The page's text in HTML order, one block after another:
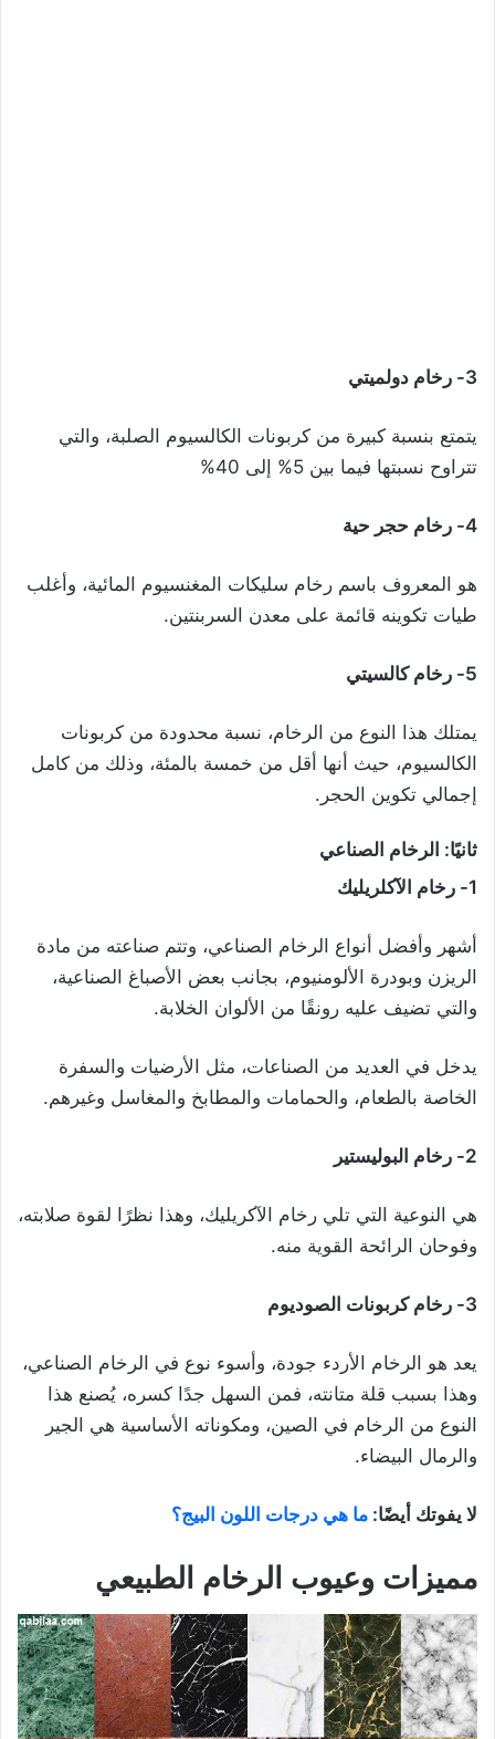
3- رخام دولميتي
يتمتع بنسبة كبيرة من كربونات الكالسيوم الصلبة، والتي
تتراوح نسبتها فيما بين 5% إلى 40%
4- رخام حجر حية
هو المعروف باسم رخام سليكات المغنسيوم المائية، وأغلب
طيات تكوينه قائمة على معدن السربنتين.
5- رخام كالسيتي
يمتلك هذا النوع من الرخام، نسبة محدودة من كربونات
الكالسيوم، حيث أنها أقل من خمسة بالمئة، وذلك من كامل
إجمالي تكوين الحجر.
ثانيًا: الرخام الصناعي
1- رخام الآكلريليك
أشهر وأفضل أنواع الرخام الصناعي، وتتم صناعته من مادة
الريزن وبودرة الألومنيوم، بجانب بعض الأصباغ الصناعية،
والتي تضيف عليه رونقًا من الألوان الخلابة.
يدخل في العديد من الصناعات، مثل الأرضيات والسفرة
الخاصة بالطعام، والحمامات والمطابخ والمغاسل وغيرهم.
2- رخام البوليستير
هي النوعية التي تلي رخام الآكريليك، وهذا نظرًا لقوة صلابته،
وفوحان الرائحة القوية منه.
3- رخام كربونات الصوديوم
يعد هو الرخام الأردء جودة، وأسوء نوع في الرخام الصناعي،
وهذا بسبب قلة متانته، فمن السهل جدًا كسره، يُصنع هذا
النوع من الرخام في الصين، ومكوناته الأساسية هي الجير
والرمال البيضاء.
لا يفوتك أيضًا: ما هي درجات اللون البيج؟
مميزات وعيوب الرخام الطبيعي